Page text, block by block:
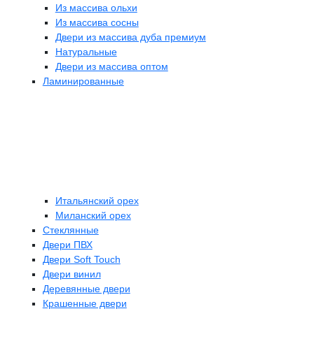
Из массива ольхи
Из массива сосны
Двери из массива дуба премиум
Натуральные
Двери из массива оптом
Ламинированные
Итальянский орех
Миланский орех
Стеклянные
Двери ПВХ
Двери Soft Touch
Двери винил
Деревянные двери
Крашенные двери